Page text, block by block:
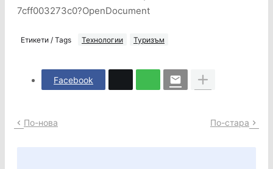
7cff003273c0?OpenDocument
Етикети / Tags Технологии Туризъм
Facebook
По-нова По-стара